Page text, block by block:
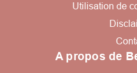
Utilisation de
A propos de